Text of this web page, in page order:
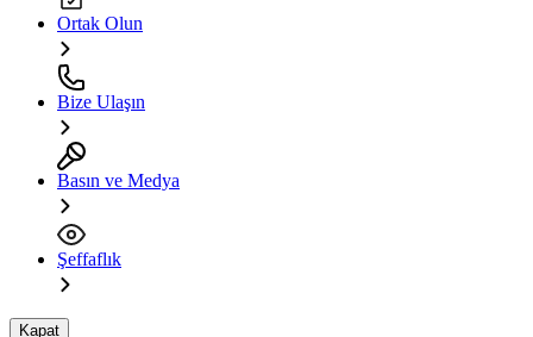
Ortak Olun
Bize Ulaşın
Basın ve Medya
Şeffaflık
Kapat